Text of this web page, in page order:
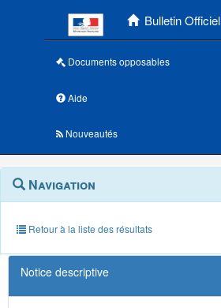
Bulletin Officiel
Documents opposables
Aide
Nouveautés
Navigation
outils
annexes
Menu
contextuel
Navigation
Retour à la liste des résultats
Notice descriptive